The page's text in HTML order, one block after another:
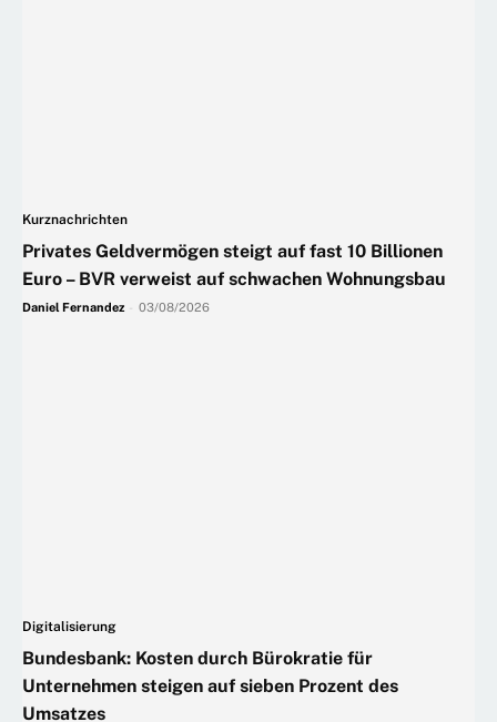
Kurznachrichten
Privates Geldvermögen steigt auf fast 10 Billionen
Euro – BVR verweist auf schwachen Wohnungsbau
Daniel Fernandez 03/08/2026
Digitalisierung
Bundesbank: Kosten durch Bürokratie für
Unternehmen steigen auf sieben Prozent des
Umsatzes